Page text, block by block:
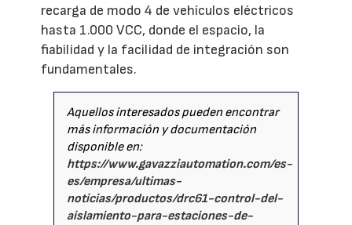
recarga de modo 4 de vehículos eléctricos
hasta 1.000 VCC, donde el espacio, la
fiabilidad y la facilidad de integración son
fundamentales.
Aquellos interesados pueden encontrar
más información y documentación
disponible en:
https://www.gavazziautomation.com/es-
es/empresa/ultimas-
noticias/productos/drc61-control-del-
aislamiento-para-estaciones-de-